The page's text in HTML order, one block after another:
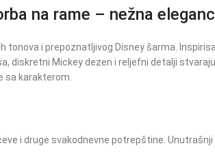
na rame – nežna
tonova i prepoznatljivog Disney šarma.
diskretni Mickey dezen i reljefni detalji
sa karakterom.
i druge svakodnevne potrepštine.